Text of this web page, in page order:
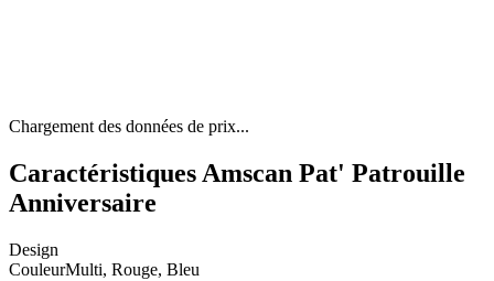
Chargement des données de prix...
Caractéristiques Amscan Pat' Patrouille
Anniversaire
Design
CouleurMulti, Rouge, Bleu